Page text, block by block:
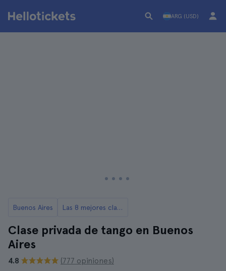
ARG (USD)
Buenos Aires Las 8 mejores clases de tango en Buenos Aires
Clase privada de tango en Buenos
Aires
4.8
(777 opiniones)